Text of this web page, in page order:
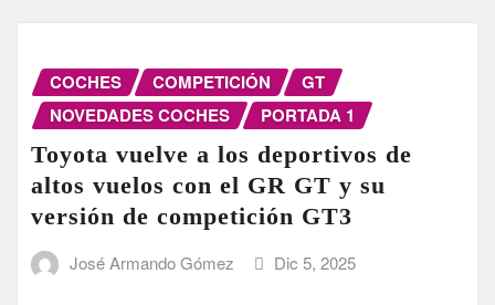
COCHES COMPETICIÓN
GT
NOVEDADES COCHES
PORTADA 1
Toyota vuelve a los deportivos de
altos vuelos con el GR GT y su
versión de competición GT3
José Armando Gómez Dic 5, 2025